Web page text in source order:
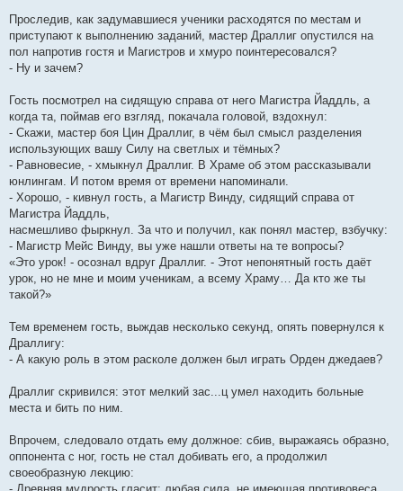
Проследив, как задумавшиеся ученики расходятся по местам и
приступают к выполнению заданий, мастер Драллиг опустился на
пол напротив гостя и Магистров и хмуро поинтересовался?
- Ну и зачем?
Гость посмотрел на сидящую справа от него Магистра Йаддль, а
когда та, поймав его взгляд, покачала головой, вздохнул:
- Скажи, мастер боя Цин Драллиг, в чём был смысл разделения
использующих вашу Силу на светлых и тёмных?
- Равновесие, - хмыкнул Драллиг. В Храме об этом рассказывали
юнлингам. И потом время от времени напоминали.
- Хорошо, - кивнул гость, а Магистр Винду, сидящий справа от
Магистра Йаддль,
насмешливо фыркнул. За что и получил, как понял мастер, взбучку:
- Магистр Мейс Винду, вы уже нашли ответы на те вопросы?
«Это урок! - осознал вдруг Драллиг. - Этот непонятный гость даёт
урок, но не мне и моим ученикам, а всему Храму… Да кто же ты
такой?»
Тем временем гость, выждав несколько секунд, опять повернулся к
Драллигу:
- А какую роль в этом расколе должен был играть Орден джедаев?
Драллиг скривился: этот мелкий зас...ц умел находить больные
места и бить по ним.
Впрочем, следовало отдать ему должное: сбив, выражаясь образно,
оппонента с ног, гость не стал добивать его, а продолжил
своеобразную лекцию: